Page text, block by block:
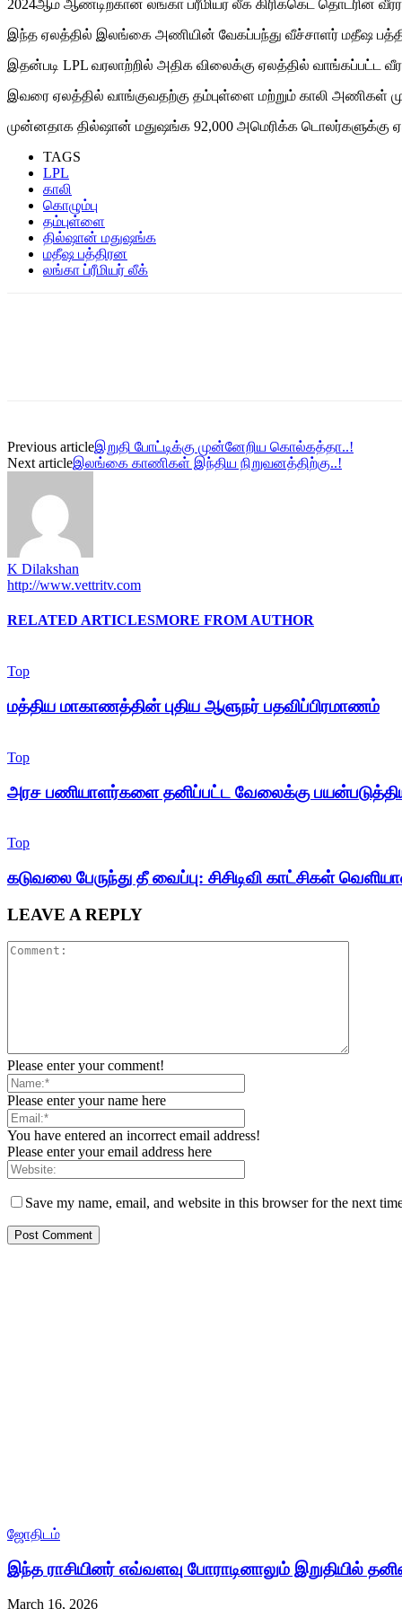
2024ஆம் ஆண்டிற்கான லங்கா ப்ரீமியர் லீக் கிரிக்கெட் தொடரின்
இந்த ஏலத்தில் இலங்கை அணியின் வேகப்பந்து வீச்சாளர் மதீஷ
இதன்படி LPL வரலாற்றில் அதிக விலைக்கு ஏலத்தில் வாங்கப்பட்ட
இவரை ஏலத்தில் வாங்குவதற்கு தம்புள்ளை மற்றும் காலி அணிகள்
முன்னதாக தில்ஷான் மதுஷங்க 92,000 அமெரிக்க டொலர்களுக்கு
TAGS
LPL
காலி
கொழும்பு
தம்புள்ளை
தில்ஷான் மதுஷங்க
மதீஷ பத்திரன
லங்கா ப்ரீமியர் லீக்
Previous articleஇறுதி போட்டிக்கு முன்னேறிய கொல்கத்தா..!
Next articleஇலங்கை காணிகள் இந்திய நிறுவனத்திற்கு..!
K Dilakshan
http://www.vettritv.com
RELATED ARTICLESMORE FROM AUTHOR
Top
மத்திய மாகாணத்தின் புதிய ஆளுநர் பதவிப்பிரமாணம்
Top
அரச பணியாளர்களை தனிப்பட்ட வேலைக்கு
Top
கடுவலை பேருந்து தீ வைப்பு: சிசிடிவி காட்சிகள்
LEAVE A REPLY
Please enter your comment!
Please enter your name here
You have entered an incorrect email address!
Please enter your email address here
Save my name, email, and website in this browser for the next
ஜோதிடம்
இந்த ராசியினர் எவ்வளவு போராடினாலும் இறுதியில்
March 16, 2026